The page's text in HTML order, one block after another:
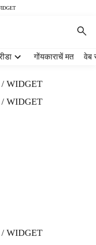
गोंयकाराचें मत वेब
WIDGET
WIDGET
WIDGET